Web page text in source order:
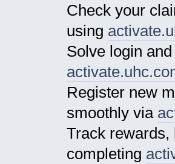
Check your
using
Solve login
Register new
smoothly via
Track rewards,
completing